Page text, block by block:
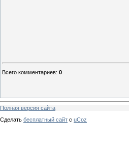
Всего комментариев: 0
Полная версия сайта
Сделать бесплатный сайт с uCoz